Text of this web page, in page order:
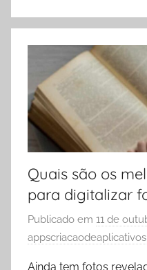
Quais são os
para digitalizar
Publicado em 11 de
appscriacaodeaplicativos
Ainda tem fotos